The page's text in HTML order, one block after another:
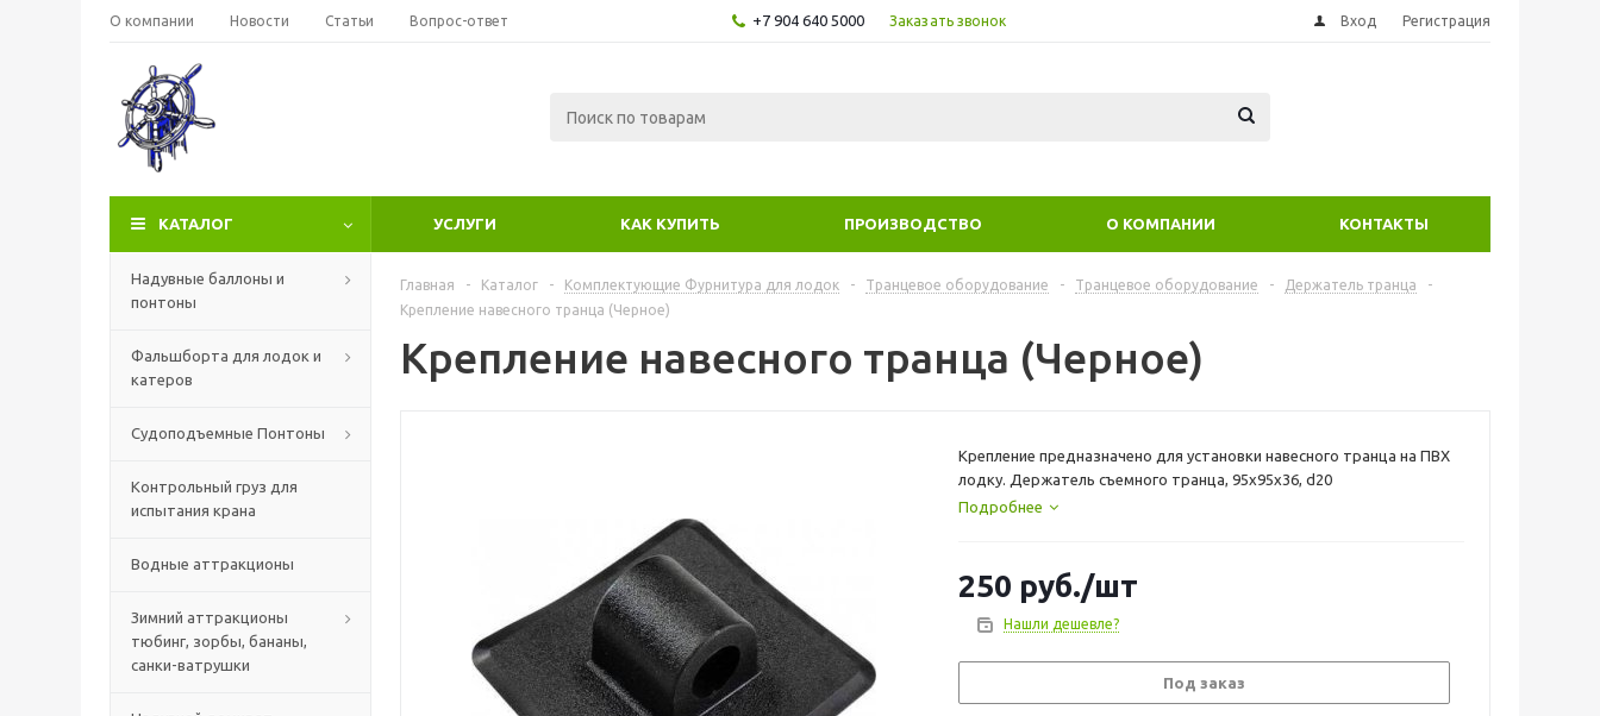
О компании Новости Статьи Вопрос-ответ +7 904 640 5000 Заказать звонок Вход Регистрация
КАТАЛОГ УСЛУГИ КАК КУПИТЬ ПРОИЗВОДСТВО О КОМПАНИИ КОНТАКТЫ
Надувные баллоны и
понтоны
Фальшборта для лодок и
катеров
Судоподъемные Понтоны
Контрольный груз для
испытания крана
Водные аттракционы
Зимний аттракционы
тюбинг, зорбы, бананы,
санки-ватрушки
Главная - Каталог - Комплектующие Фурнитура для лодок - Транцевое оборудование - Транцевое оборудование - Держатель транца
-
Крепление навесного транца (Черное)
Крепление навесного транца (Черное)
Крепление предназначено для установки навесного транца на ПВХ
лодку. Держатель съемного транца, 95х95х36, d20
Подробнее
250 руб./шт
Нашли дешевле?
Под заказ